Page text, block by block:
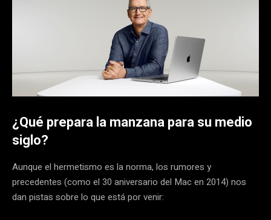
¿Qué prepara la manzana para su medio
siglo?
Aunque el hermetismo es la norma, los rumores y
precedentes (como el 30 aniversario del Mac en 2014) nos
dan pistas sobre lo que está por venir: